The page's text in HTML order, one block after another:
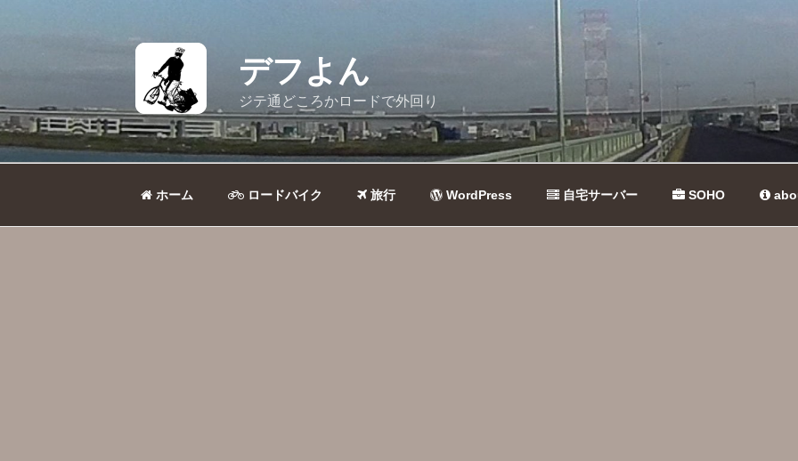
へ
ス
キ
デフよん
ジテ通どころかロードで外回り
ホーム ロードバイク 旅行 WordPress 自宅サーバー SOHO